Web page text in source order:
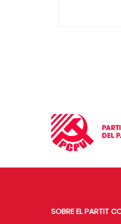
SOBRE EL PARTIT